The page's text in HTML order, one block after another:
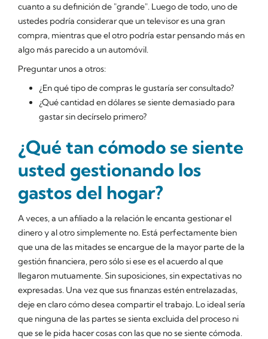
cuanto a su definición de "grande". Luego de todo, uno de
ustedes podría considerar que un televisor es una gran
compra, mientras que el otro podría estar pensando más en
algo más parecido a un automóvil.
Preguntar unos a otros:
¿En qué tipo de compras le gustaría ser consultado?
¿Qué cantidad en dólares se siente demasiado para
gastar sin decírselo primero?
¿Qué tan cómodo se siente
usted gestionando los
gastos del hogar?
A veces, a un afiliado a la relación le encanta gestionar el
dinero y al otro simplemente no. Está perfectamente bien
que una de las mitades se encargue de la mayor parte de la
gestión financiera, perosólosi ese es el acuerdo al que
llegaron mutuamente. Sin suposiciones, sin expectativas no
expresadas. Una vez que sus finanzas estén entrelazadas,
deje en claro cómo desea compartir el trabajo. Lo ideal sería
que ninguna de las partes se sienta excluida del proceso ni
que se le pida hacer cosas con las que no se siente cómoda.